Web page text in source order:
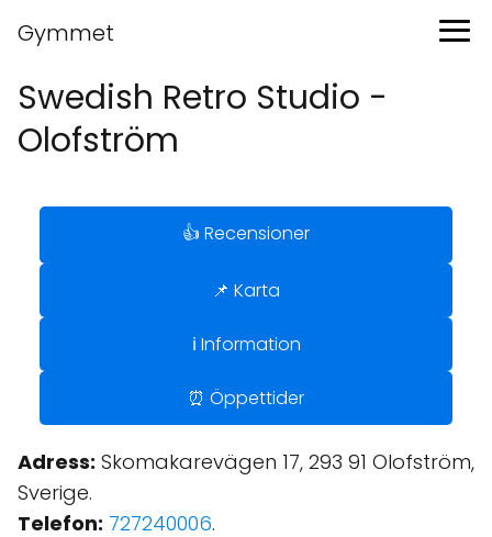
Gymmet
Swedish Retro Studio -
Olofström
👍 Recensioner
📌 Karta
ℹ️ Information
⏰ Öppettider
Adress: Skomakarevägen 17, 293 91 Olofström,
Sverige.
Telefon: 727240006.